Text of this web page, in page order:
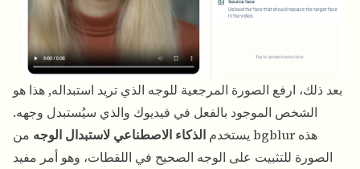
بعد ذلك، ارفع الصورة المرجعية للوجه الذي تريد استبداله, هذا هو
الشخص الموجود بالفعل في فيديوك والذي سيُستبدل وجهه.
يستخدم الذكاء الاصطناعي لاستبدال الوجه من bgblur هذه
الصورة للتثبيت على الوجه الصحيح في اللقطات، وهو أمر مفيد